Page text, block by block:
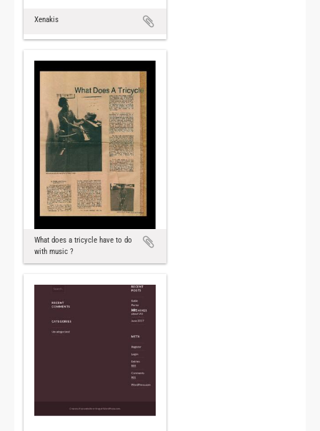
Xenakis
What does a tricycle have to do
with music ?